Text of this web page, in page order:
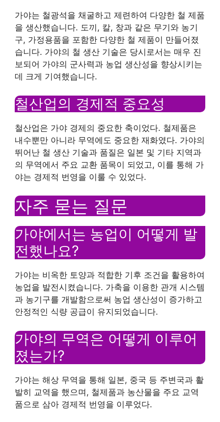
가야는 철광석을 채굴하고 제련하여 다양한 철 제품
을 생산했습니다. 도끼, 칼, 창과 같은 무기와 농기
구, 가정용품을 포함한 다양한 철 제품이 만들어졌
습니다. 가야의 철 생산 기술은 당시로서는 매우 진
보되어 가야의 군사력과 농업 생산성을 향상시키는
데 크게 기여했습니다.
철산업의 경제적 중요성
철산업은 가야 경제의 중요한 축이었다. 철제품은
내수뿐만 아니라 무역에도 중요한 재화였다. 가야의
뛰어난 철 생산 기술과 품질은 일본 및 기타 지역과
의 무역에서 주요 교환 품목이 되었고, 이를 통해 가
야는 경제적 번영을 이룰 수 있었다.
자주 묻는 질문
가야에서는 농업이 어떻게 발
전했나요?
가야는 비옥한 토양과 적합한 기후 조건을 활용하여
농업을 발전시켰습니다. 가축을 이용한 관개 시스템
과 농기구를 개발함으로써 농업 생산성이 증가하고
안정적인 식량 공급이 유지되었습니다.
가야의 무역은 어떻게 이루어
졌는가?
가야는 해상 무역을 통해 일본, 중국 등 주변국과 활
발히 교역을 했으며, 철제품과 농산물을 주요 교역
품으로 삼아 경제적 번영을 이루었다.